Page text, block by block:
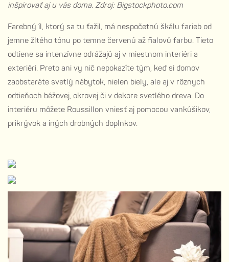
inšpirovať aj u vás doma. Zdroj: Bigstockphoto.com
Farebný íl, ktorý sa tu ťažil, má nespočetnú škálu farieb od
jemne žltého tónu po temne červenú až fialovú farbu. Tieto
odtiene sa intenzívne odrážajú aj v miestnom interiéri a
exteriéri. Preto ani vy nič nepokazíte tým, keď si domov
zaobstaráte svetlý nábytok, nielen biely, ale aj v rôznych
odtieňoch béžovej, okrovej či v dekore svetlého dreva. Do
interiéru môžete Roussillon vniesť aj pomocou vankúšikov,
prikrývok a iných drobných doplnkov.